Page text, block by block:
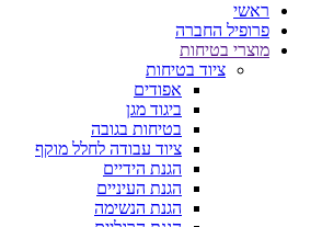
ראשי
פרופיל החברה
מוצרי בטיחות
ציוד בטיחות
אפודים
ביגוד מגן
בטיחות בגובה
ציוד עבודה לחלל מוקף
הגנת הידיים
הגנת העיניים
הגנת הנשימה